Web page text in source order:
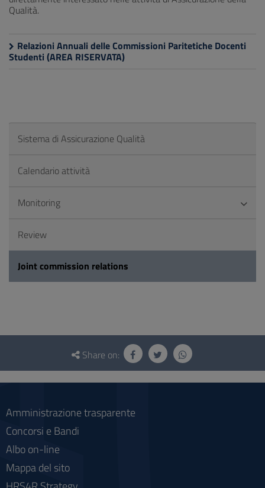
Qualità.
Relazioni Annuali delle Commissioni Paritetiche Docenti
Studenti (AREA RISERVATA)
Sistema di Assicurazione Qualità
Calendario attività
Monitoring
Review
Joint commission relations
Questionnaire
social
Share on:
Amministrazione trasparente
Concorsi e Bandi
Albo on-line
Mappa del sito